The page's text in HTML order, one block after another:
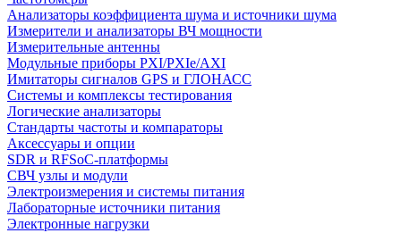
Анализаторы коэффициента шума и источники шума
Измерители и анализаторы ВЧ мощности
Измерительные антенны
Модульные приборы PXI/PXIe/AXI
Имитаторы сигналов GPS и ГЛОНАСС
Системы и комплексы тестирования
Логические анализаторы
Стандарты частоты и компараторы
Аксессуары и опции
SDR и RFSoC‑платформы
СВЧ узлы и модули
Электроизмерения и системы питания
Лабораторные источники питания
Электронные нагрузки